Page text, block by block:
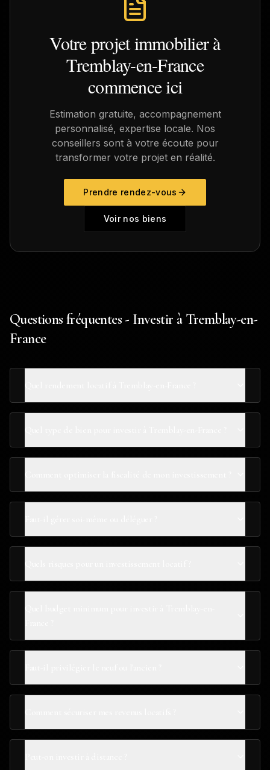
Votre projet immobilier à
Tremblay-en-France
commence ici
Estimation gratuite, accompagnement
personnalisé, expertise locale. Nos
conseillers sont à votre écoute pour
transformer votre projet en réalité.
Prendre rendez-vous
Voir nos biens
Questions fréquentes - Investir à Tremblay-en-
France